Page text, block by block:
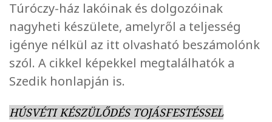
Túróczy-ház lakóinak és dolgozóinak
nagyheti készülete, amelyről a teljesség
igénye nélkül az itt olvasható beszámolónk
szól. A cikkel képekkel megtalálhatók a
Szedik honlapján is.
HÚSVÉTI KÉSZÜLŐDÉS TOJÁSFESTÉSSEL